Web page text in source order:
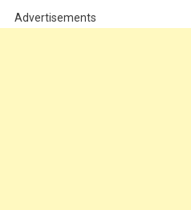
Advertisements